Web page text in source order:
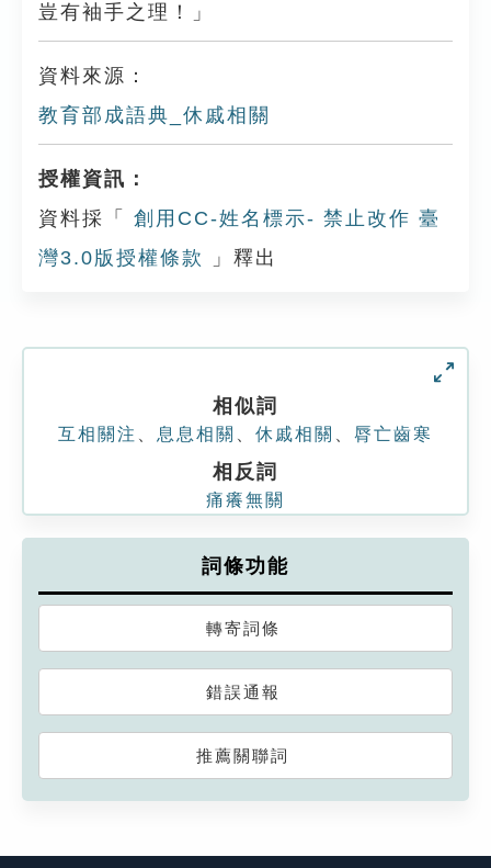
豈有袖手之理！」
資料來源：
教育部成語典_休戚相關
授權資訊：
資料採「
創用CC-姓名標示- 禁止改作 臺
灣3.0版授權條款
」釋出
相似詞
互相關注 息息相關 休戚相關 脣亡齒寒
相反詞
痛癢無關
詞條功能
轉寄詞條
錯誤通報
推薦關聯詞